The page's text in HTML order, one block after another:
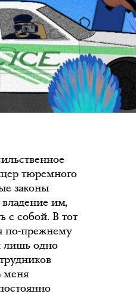
тюремного
законы
им,
с собой. В тот
по-прежнему
лишь одно
меня